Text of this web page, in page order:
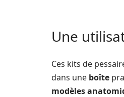
Une
Ces kits de
dans une boîte
modèles